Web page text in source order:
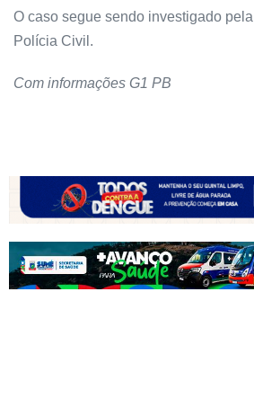
O caso segue sendo investigado pela
Polícia Civil.
Com informações G1 PB